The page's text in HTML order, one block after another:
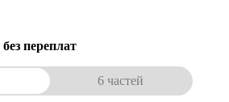
без переплат
6 частей